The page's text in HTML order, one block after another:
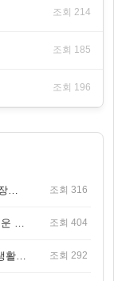
조회 214
조회 185
조회 196
조회 316
조회 404
조회 292